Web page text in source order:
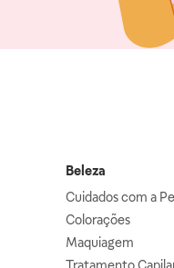
Beleza
Cuidados com a
Colorações
Maquiagem